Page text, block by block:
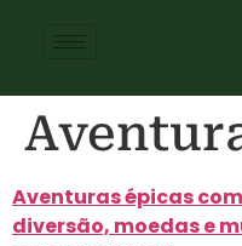
Aventuras épicas
diversão, moedas e